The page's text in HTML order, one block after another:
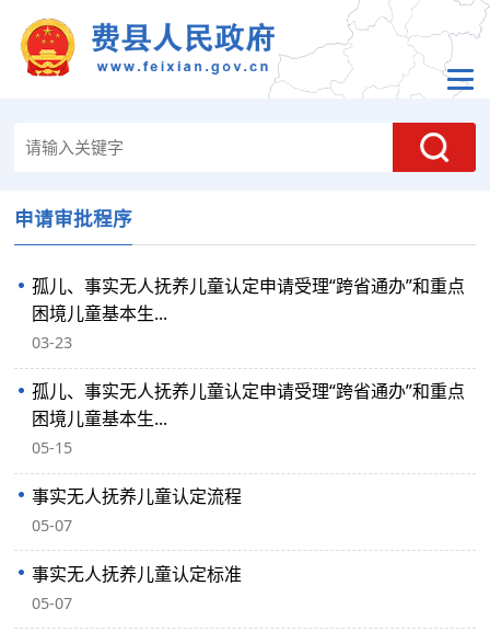
申请审批程序
孤儿、事实无人抚养儿童认定申请受理“跨省通办”和重点
困境儿童基本生...
03-23
孤儿、事实无人抚养儿童认定申请受理“跨省通办”和重点
困境儿童基本生...
05-15
事实无人抚养儿童认定流程
05-07
事实无人抚养儿童认定标准
05-07